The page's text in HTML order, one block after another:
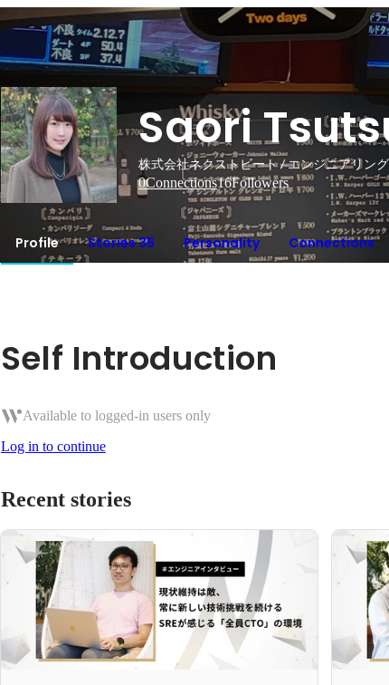
Saori
株式会社ネクストビート / エンジニアリン
0Connections16Followers
Profile Stories 35 Personality Connections
Self Introduction
Available to logged-in users only
Log in to continue
Recent stories